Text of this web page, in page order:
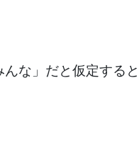
な」だと仮定する